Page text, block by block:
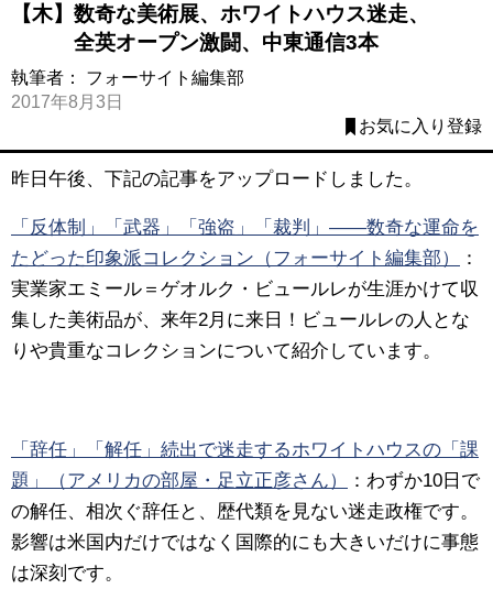
【木】数奇な美術展、ホワイトハウス迷走、
全英オープン激闘、中東通信3本
執筆者： フォーサイト編集部
2017年8月3日
お気に入り登録
昨日午後、下記の記事をアップロードしました。
「反体制」「武器」「強盗」「裁判」――数奇な運命を
たどった印象派コレクション（フォーサイト編集部）
：
実業家エミール＝ゲオルク・ビュールレが生涯かけて収
集した美術品が、来年2月に来日！ビュールレの人とな
りや貴重なコレクションについて紹介しています。
「辞任」「解任」続出で迷走するホワイトハウスの「課
題」（アメリカの部屋・足立正彦さん）
： わずか10日で
の解任、相次ぐ辞任と、歴代類を見ない迷走政権です。
影響は米国内だけではなく国際的にも大きいだけに事態
は深刻です。